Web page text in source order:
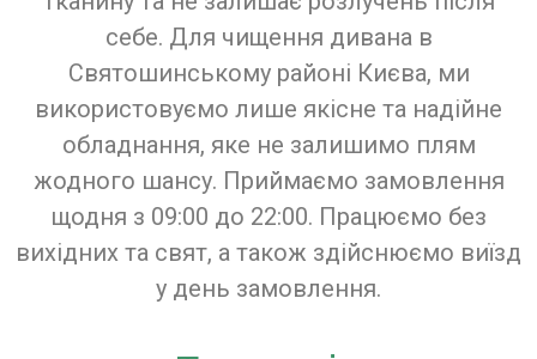
себе. Для чищення дивана в
Святошинському районі Києва, ми
використовуємо лише якісне та надійне
обладнання, яке не залишимо плям
жодного шансу. Приймаємо замовлення
щодня з 09:00 до 22:00. Працюємо без
вихідних та свят, а також здійснюємо виїзд
у день замовлення.